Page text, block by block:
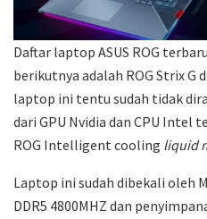
Daftar laptop ASUS ROG
berikutnya adalah ROG Strix G
laptop ini tentu sudah tidak
dari GPU Nvidia dan CPU Intel
ROG Intelligent cooling liquid
Laptop ini sudah dibekali oleh
DDR5 4800MHZ dan